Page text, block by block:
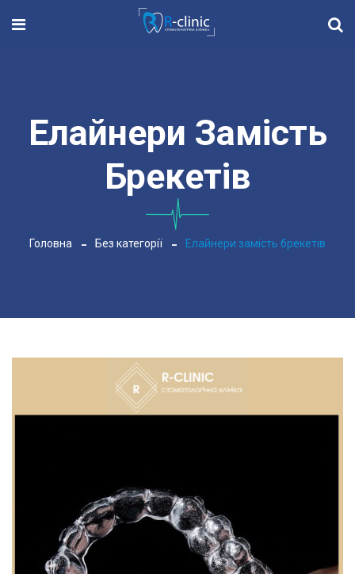
Елайнери Замість
Брекетів
Головна Без категорії Елайнери замість брекетів